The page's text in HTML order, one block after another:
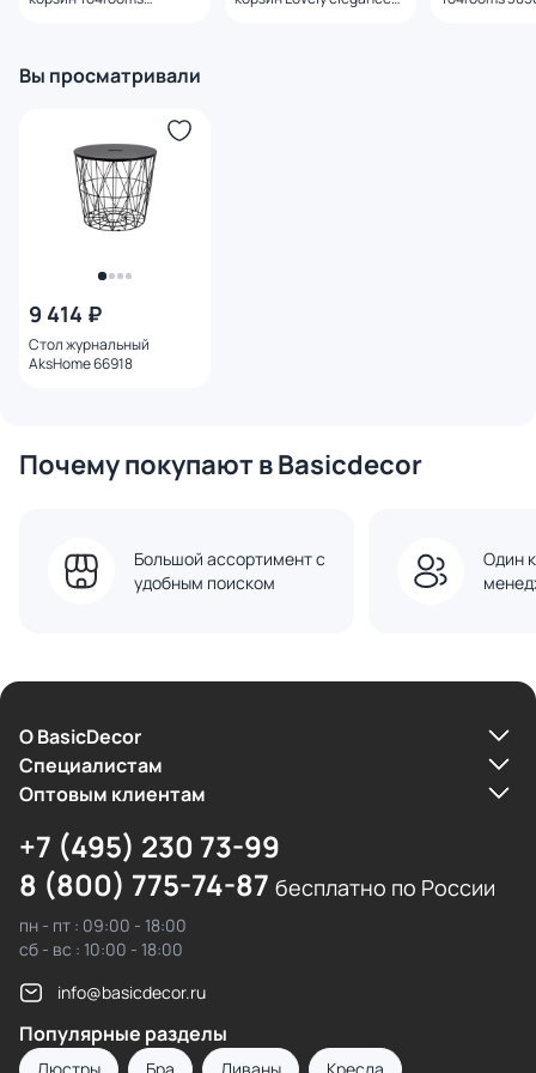
Вы просматривали
9 414 ₽
Стол журнальный
AksHome 66918
Почему покупают в Basicdecor
Большой ассортимент с
удобным поиском
Один
О BasicDecor
Cпециалистам
Оптовым клиентам
+7 (495) 230 73-99
8 (800) 775-74-87 бесплатно по России
пн - пт : 09:00 - 18:00
сб - вс : 10:00 - 18:00
info@basicdecor.ru
Популярные разделы